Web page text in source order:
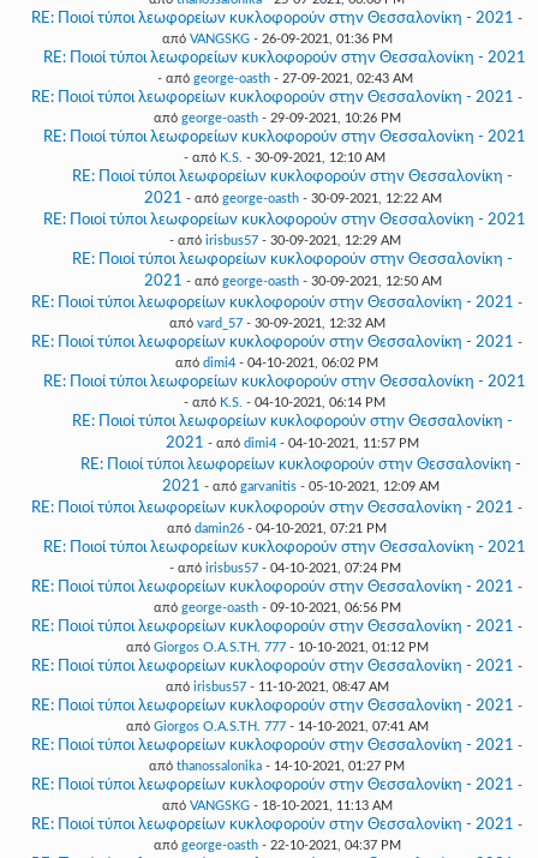
RE: Ποιοί τύποι λεωφορείων κυκλοφορούν στην Θεσσαλονίκη - 2021 -
από VANGSKG- 26-09-2021, 01:36 PM
RE: Ποιοί τύποι λεωφορείων κυκλοφορούν στην Θεσσαλονίκη - 2021
- από george-oasth- 27-09-2021, 02:43 AM
RE: Ποιοί τύποι λεωφορείων κυκλοφορούν στην Θεσσαλονίκη - 2021 -
από george-oasth- 29-09-2021, 10:26 PM
RE: Ποιοί τύποι λεωφορείων κυκλοφορούν στην Θεσσαλονίκη - 2021
- από K.S. - 30-09-2021, 12:10 AM
RE: Ποιοί τύποι λεωφορείων κυκλοφορούν στην Θεσσαλονίκη -
2021 - από george-oasth- 30-09-2021, 12:22 AM
RE: Ποιοί τύποι λεωφορείων κυκλοφορούν στην Θεσσαλονίκη - 2021
- από irisbus57- 30-09-2021, 12:29 AM
RE: Ποιοί τύποι λεωφορείων κυκλοφορούν στην Θεσσαλονίκη -
2021 - από george-oasth- 30-09-2021, 12:50 AM
RE: Ποιοί τύποι λεωφορείων κυκλοφορούν στην Θεσσαλονίκη - 2021 -
από vard_57- 30-09-2021, 12:32 AM
RE: Ποιοί τύποι λεωφορείων κυκλοφορούν στην Θεσσαλονίκη - 2021 -
από dimi4 - 04-10-2021, 06:02 PM
RE: Ποιοί τύποι λεωφορείων κυκλοφορούν στην Θεσσαλονίκη - 2021
- από K.S. - 04-10-2021, 06:14 PM
RE: Ποιοί τύποι λεωφορείων κυκλοφορούν στην Θεσσαλονίκη -
2021 - από dimi4 - 04-10-2021, 11:57 PM
RE: Ποιοί τύποι λεωφορείων κυκλοφορούν στην Θεσσαλονίκη -
2021 - από garvanitis- 05-10-2021, 12:09 AM
RE: Ποιοί τύποι λεωφορείων κυκλοφορούν στην Θεσσαλονίκη - 2021 -
από damin26 - 04-10-2021, 07:21 PM
RE: Ποιοί τύποι λεωφορείων κυκλοφορούν στην Θεσσαλονίκη - 2021
- από irisbus57- 04-10-2021, 07:24 PM
RE: Ποιοί τύποι λεωφορείων κυκλοφορούν στην Θεσσαλονίκη - 2021 -
από george-oasth- 09-10-2021, 06:56 PM
RE: Ποιοί τύποι λεωφορείων κυκλοφορούν στην Θεσσαλονίκη - 2021 -
από Giorgos O.A.S.TH. 777- 10-10-2021, 01:12 PM
RE: Ποιοί τύποι λεωφορείων κυκλοφορούν στην Θεσσαλονίκη - 2021 -
από irisbus57- 11-10-2021, 08:47 AM
RE: Ποιοί τύποι λεωφορείων κυκλοφορούν στην Θεσσαλονίκη - 2021 -
από Giorgos O.A.S.TH. 777- 14-10-2021, 07:41 AM
RE: Ποιοί τύποι λεωφορείων κυκλοφορούν στην Θεσσαλονίκη - 2021 -
από thanossalonika - 14-10-2021, 01:27 PM
RE: Ποιοί τύποι λεωφορείων κυκλοφορούν στην Θεσσαλονίκη - 2021 -
από VANGSKG- 18-10-2021, 11:13 AM
RE: Ποιοί τύποι λεωφορείων κυκλοφορούν στην Θεσσαλονίκη - 2021 -
από george-oasth- 22-10-2021, 04:37 PM